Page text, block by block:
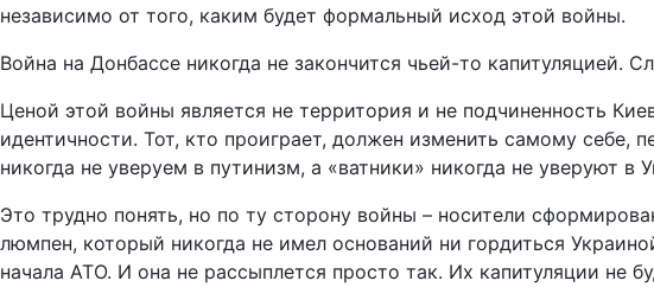
независимо от того, каким будет формальный исход этой войны.
Война на Донбассе никогда не закончится чьей-то капитуляцией.
Ценой этой войны является не территория и не подчиненность
идентичности. Тот, кто проиграет, должен изменить самому
никогда не уверуем в путинизм, а «ватники» никогда не уверуют в
Это трудно понять, но по ту сторону войны – носители
люмпен, который никогда не имел оснований ни гордиться
начала АТО. И она не рассыплется просто так. Их капитуляции